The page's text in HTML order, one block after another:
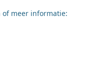
meer informatie: